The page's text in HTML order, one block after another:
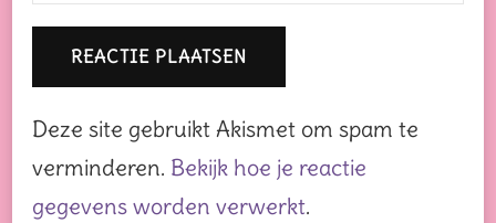
Deze site gebruikt Akismet om spam te
verminderen. Bekijk hoe je reactie
gegevens worden verwerkt.